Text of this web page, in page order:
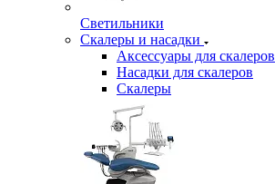
Светильники
Скалеры и насадки
Аксессуары для скалеров
Насадки для скалеров
Скалеры